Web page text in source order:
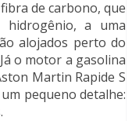
de carbono, que
a uma
alojados perto do
o motor a gasolina
Martin Rapide S
pequeno detalhe: